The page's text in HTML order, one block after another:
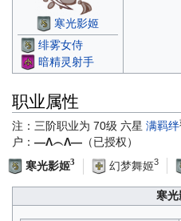
寒光影姬
绯雾女侍
暗精灵射手
职业属性
注：三阶职业为 70级 六星 满羁绊
户： —Λ︵Λ— （已授权）
寒光影姬3 幻梦舞姬3
寒光